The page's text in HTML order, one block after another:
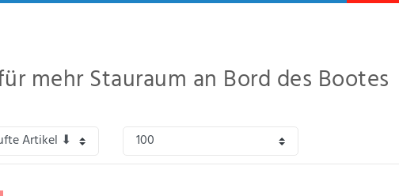
mehr Stauraum an Bord des Bootes